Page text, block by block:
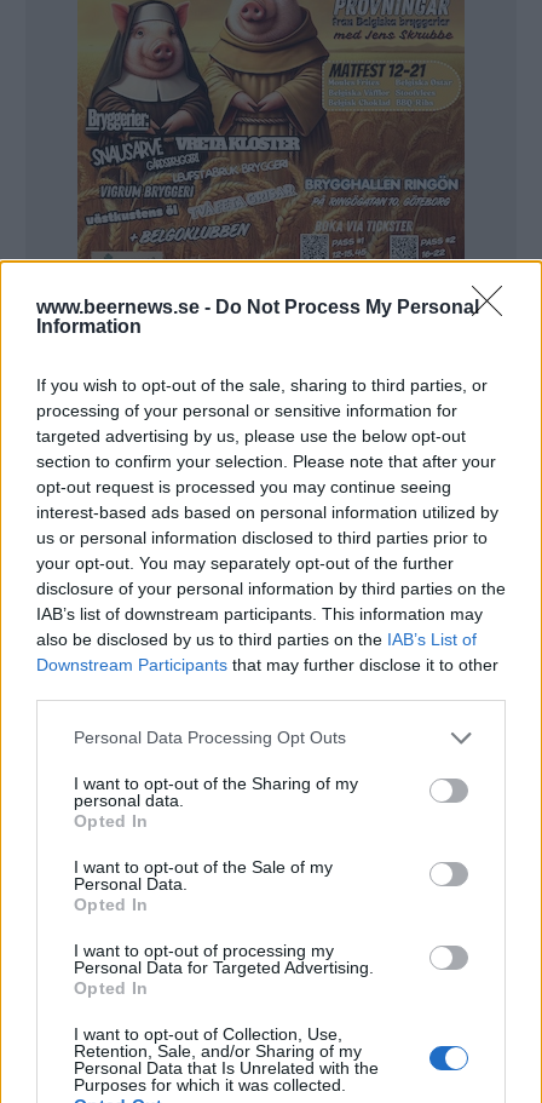
www.beernews.se - Do Not Process My Personal
Information
If you wish to opt-out of the sale, sharing to third parties, or
processing of your personal or sensitive information for
targeted advertising by us, please use the below opt-out
section to confirm your selection. Please note that after your
opt-out request is processed you may continue seeing
interest-based ads based on personal information utilized by
us or personal information disclosed to third parties prior to
your opt-out. You may separately opt-out of the further
disclosure of your personal information by third parties on the
IAB’s list of downstream participants. This information may
also be disclosed by us to third parties on the IAB’s List of
Downstream Participants that may further disclose it to other
Personal Data Processing Opt Outs
I want to opt-out of the Sharing of my
personal data.
Opted In
I want to opt-out of the Sale of my
Personal Data.
Opted In
I want to opt-out of processing my
Personal Data for Targeted Advertising.
Opted In
I want to opt-out of Collection, Use,
Retention, Sale, and/or Sharing of my
Personal Data that Is Unrelated with the
Purposes for which it was collected.
framtiden.
Pax Brygghus i skånska Flyinge startade 2015 och då
bryggde Calle och Marika Sjöström på 18 kvadratmeter i
det egna hemmet. Numera har bryggeriet flyttat in i den
gamla ICA-butiken i Flyinge och utrymmena är betydligt
större.
– Det är förstås mycket smidigare med allting nu. Här har vi
utrymmen som gör saker och ting betydligt lättare, säger
Calle Sjöström.
De har nu ett ordentligt lager och dessutom ett litet
laboratorium i ett av rummen bredvid själva bryggeriet.
Inom kort ska det dessutom öppnas en bryggeripub. Ett
första försök gjordes under påsken och då kom det 700
personer till bryggeriet på fyra dagar.